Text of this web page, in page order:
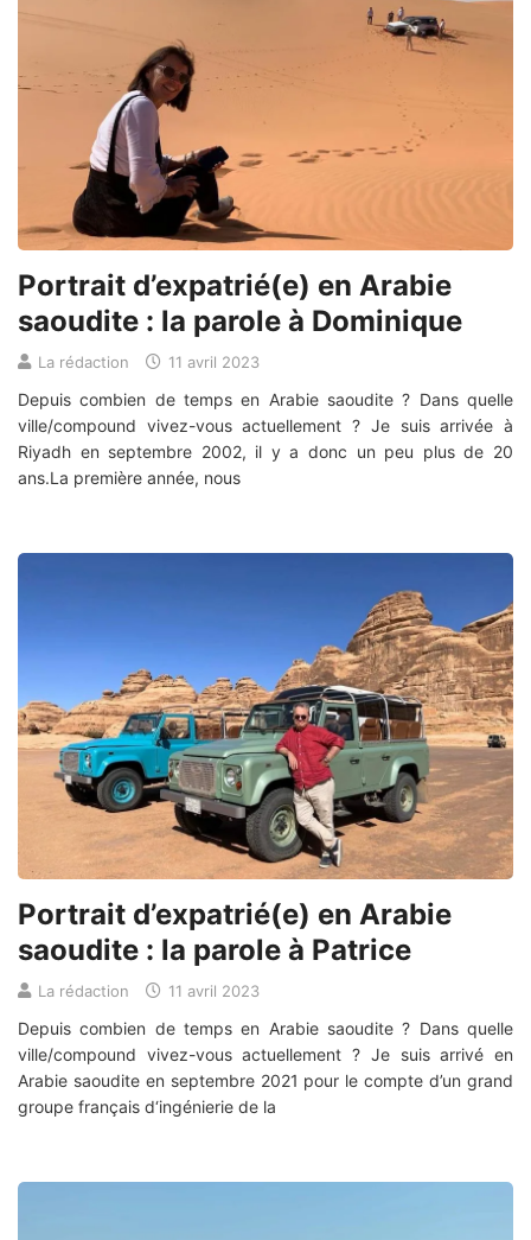
Portrait d’expatrié(e) en Arabie
saoudite : la parole à Dominique
La rédaction 11 avril 2023
Depuis combien de temps en Arabie saoudite ? Dans quelle
ville/compound vivez-vous actuellement ? Je suis arrivée à
Riyadh en septembre 2002, il y a donc un peu plus de 20
ans.La première année, nous
Portrait d’expatrié(e) en Arabie
saoudite : la parole à Patrice
La rédaction 11 avril 2023
Depuis combien de temps en Arabie saoudite ? Dans quelle
ville/compound vivez-vous actuellement ? Je suis arrivé en
Arabie saoudite en septembre 2021 pour le compte d’un grand
groupe français d‘ingénierie de la